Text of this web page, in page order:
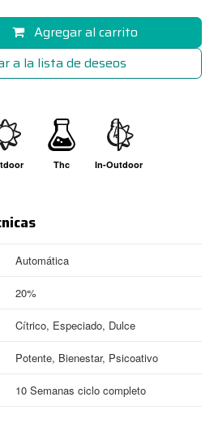
Agregar al carrito
a la lista de deseos
Thc In-Outdoor
Automática
20%
Cítrico, Especiado, Dulce
Potente, Bienestar, Psicoativo
10 Semanas ciclo completo